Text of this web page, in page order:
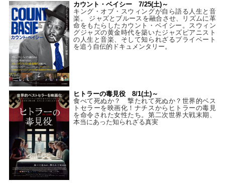
カウント・ベイシー 7/25(土)～
キング・オブ・スウィングが自ら語る人生と音
楽。 ジャズとブルースを融合させ、リズムに革
命をもたらしたカウント・ベイシー。スウィン
グジャズの黄金時代を築いたジャズピアニスト
の人生と音楽、そして知られざるプライベート
を追う自伝的ドキュメンタリー。
ヒトラーの毒見役 8/1(土)～
食べて死ぬか？ 撃たれて死ぬか？世界的ベス
トセラーを映画化！ナチスからヒトラーの毒見
を命令された女性たち。第二次世界大戦末期、
本当にあった知られざる真実